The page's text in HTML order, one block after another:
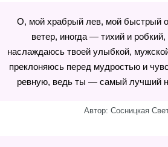
О, мой храбрый лев, мой быстрый
ветер, иногда — тихий и
наслаждаюсь твоей улыбкой,
преклоняюсь перед мудростью и
ревную, ведь ты — самый лучший
Автор: Сосницкая